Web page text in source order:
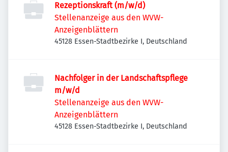
Rezeptionskraft (m/w/d)
Stellenanzeige aus den WVW-
Anzeigenblättern
45128 Essen-Stadtbezirke I, Deutschland
Nachfolger in der Landschaftspflege
m/w/d
Stellenanzeige aus den WVW-
Anzeigenblättern
45128 Essen-Stadtbezirke I, Deutschland